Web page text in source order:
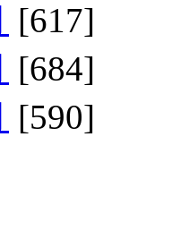
[617]
[684]
[590]